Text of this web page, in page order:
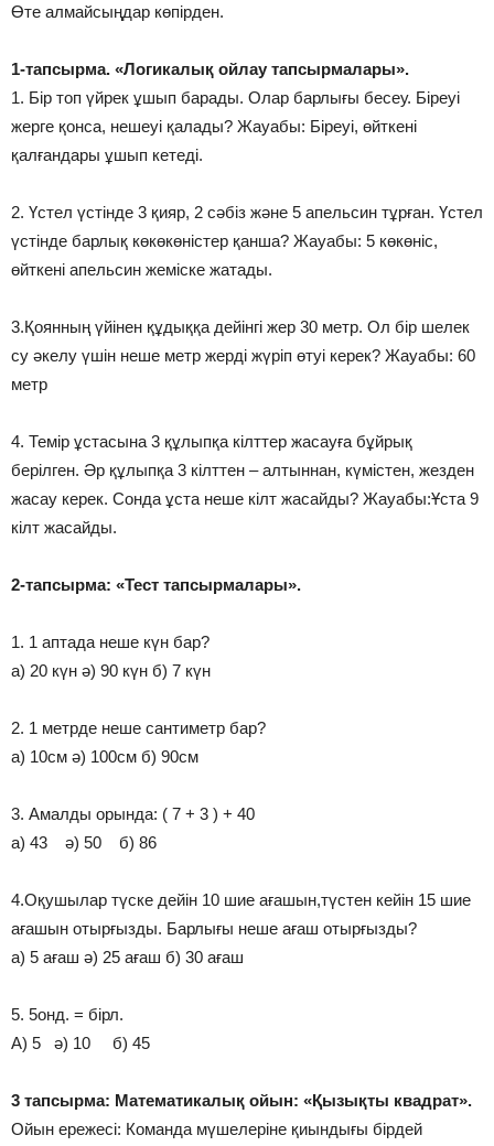
Өте алмайсыңдар көпірден.
1-тапсырма. «Логикалық ойлау тапсырмалары».
1. Бір топ үйрек ұшып барады. Олар барлығы бесеу. Біреуі
жерге қонса, нешеуі қалады? Жауабы: Біреуі, өйткені
қалғандары ұшып кетеді.
2. Үстел үстінде 3 қияр, 2 сәбіз және 5 апельсин тұрған. Үстел
үстінде барлық көкөкөністер қанша? Жауабы: 5 көкөніс,
өйткені апельсин жеміске жатады.
3.Қоянның үйінен құдыққа дейінгі жер 30 метр. Ол бір шелек
су әкелу үшін неше метр жерді жүріп өтуі керек? Жауабы: 60
метр
4. Темір ұстасына 3 құлыпқа кілттер жасауға бұйрық
берілген. Әр құлыпқа 3 кілттен – алтыннан, күмістен, жезден
жасау керек. Сонда ұста неше кілт жасайды? Жауабы:Ұста 9
кілт жасайды.
2-тапсырма: «Тест тапсырмалары».
1. 1 аптада неше күн бар?
а) 20 күн ә) 90 күн б) 7 күн
2. 1 метрде неше сантиметр бар?
а) 10см ә) 100см б) 90см
3. Амалды орында: ( 7 + 3 ) + 40
а) 43 ә) 50 б) 86
4.Оқушылар түске дейін 10 шие ағашын,түстен кейін 15 шие
ағашын отырғызды. Барлығы неше ағаш отырғызды?
а) 5 ағаш ә) 25 ағаш б) 30 ағаш
5. 5онд. = бірл.
А) 5 ә) 10 б) 45
3 тапсырма: Математикалық ойын: «Қызықты квадрат».
Ойын ережесі: Команда мүшелеріне қиындығы бірдей